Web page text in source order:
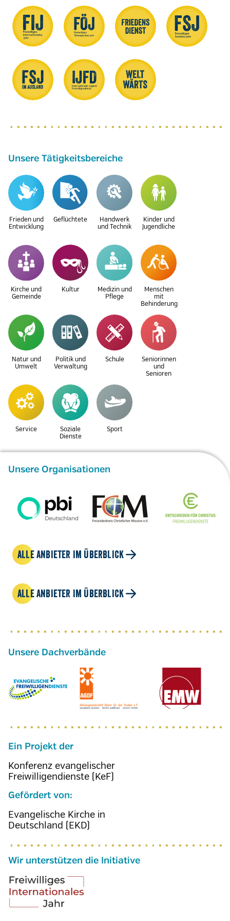
Unsere Tätigkeitsbereiche
Frieden und
Entwicklung
Geflüchtete
Handwerk
und Technik
Kinder und
Jugendliche
Kirche und
Gemeinde
Kultur
Medizin und
Pflege
Menschen
mit
Behinderung
Natur und
Umwelt
Politik und
Verwaltung
Schule
Seniorinnen
und
Senioren
Service
Soziale
Dienste
Sport
Unsere Organisationen
ALLE ANBIETER IM ÜBERBLICK
ALLE ANBIETER IM ÜBERBLICK
Ein Projekt der
Konferenz evangelischer
Freiwilligendienste (KeF)
Gefördert von:
Evangelische Kirche in
Deutschland (EKD)
Wir unterstützen die Initiative